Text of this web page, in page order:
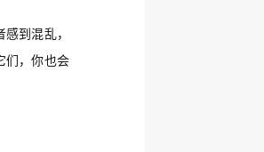
到混乱，
们，你也会